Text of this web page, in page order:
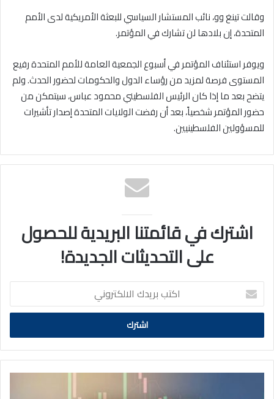
وقالت تينغ وو، نائب المستشار السياسي للبعثة الأمريكية لدى الأمم
المتحدة، إن بلادها لن تشارك في المؤتمر.
ويوفر استئناف المؤتمر في أسبوع الجمعية العامة للأمم المتحدة رفيع
المستوى فرصة لمزيد من رؤساء الدول والحكومات لحضور الحدث. ولم
يتضح بعد ما إذا كان الرئيس الفلسطيني محمود عباس، سيتمكن من
حضور المؤتمر شخصياً، بعد أن رفضت الولايات المتحدة إصدار تأشيرات
للمسؤولين الفلسطينيين.
اشترك في قائمتنا البريدية للحصول
على التحديثات الجديدة!
اكتب
بريدك
الالكتروني